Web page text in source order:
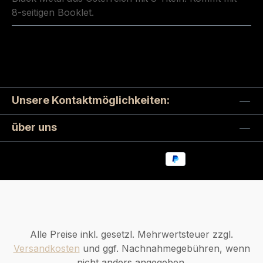
8-seitigen Booklet.
Unsere Kontaktmöglichkeiten:
über uns
Alle Preise inkl. gesetzl. Mehrwertsteuer zzgl.
Versandkosten und ggf. Nachnahmegebühren, wenn